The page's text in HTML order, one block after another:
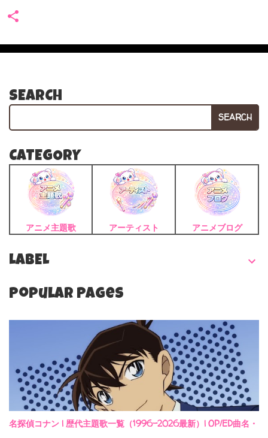
SEARCH
SEARCH
CATEGORY
アニメ主題歌 アーティスト アニメブログ
LABEL
Popular Pages
名探偵コナン | 歴代主題歌一覧（1996-2026最新）| OP/ED曲名・